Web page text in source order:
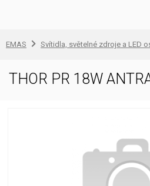
EMAS Svítidla, světelné zdroje a LED
THOR PR 18W